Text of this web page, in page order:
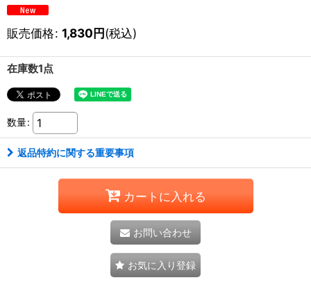
販売価格: 1,830円(税込)
在庫数1点
数量:
返品特約に関する重要事項
カートに入れる
お問い合わせ
お気に入り登録